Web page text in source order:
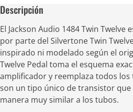
Descripción
El Jackson Audio 1484 Twin
por parte del Silvertone Twin
inspirado ni modelado según el
Twelve Pedal toma el esquema
amplificador y reemplaza todos los
son un tipo único de transistor
manera muy similar a los tubos.